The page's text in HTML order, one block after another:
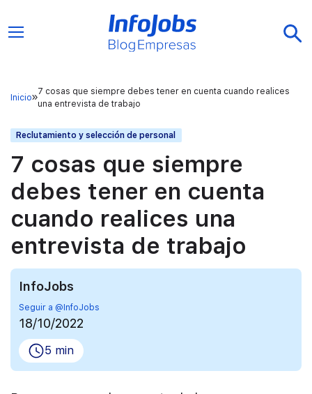
Inicio
7 cosas que siempre debes tener en cuenta cuando realices
una entrevista de trabajo
Reclutamiento y selección de personal
7 cosas que siempre
debes tener en cuenta
cuando realices una
entrevista de trabajo
InfoJobs
Seguir a @InfoJobs
18/10/2022
5 min